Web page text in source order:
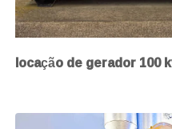
locação de gerador 100